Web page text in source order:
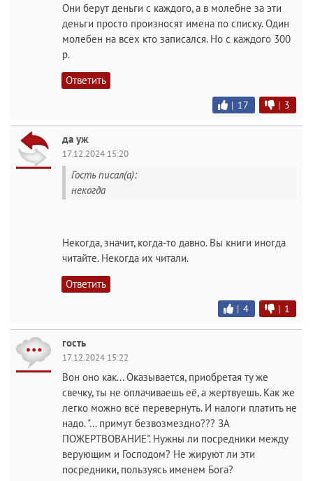
Они берут деньги с каждого, а в молебне за эти
деньги просто произносят имена по списку. Один
молебен на всех кто записался. Но с каждого 300
р.
Ответить
| 17 | 3
да уж
17.12.2024 15:20
Гость писал(а):
некогда
Некогда, значит, когда-то давно. Вы книги иногда
читайте. Некогда их читали.
Ответить
| 4 | 1
гость
17.12.2024 15:22
Вон оно как... Оказывается, приобретая ту же
свечку, ты не оплачиваешь её, а жертвуешь. Как же
легко можно всё перевернуть. И налоги платить не
надо. "... примут безвозмездно??? ЗА
ПОЖЕРТВОВАНИЕ". Нужны ли посредники между
верующим и Господом? Не жируют ли эти
посредники, пользуясь именем Бога?